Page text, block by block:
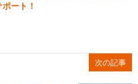
ート！
次の記事